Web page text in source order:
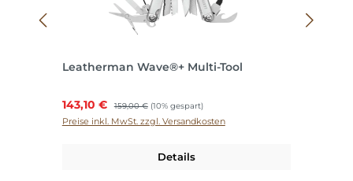
Leatherman Wave®+ Multi-Tool
Verkaufspreis:
143,10 € Regulärer Preis:
159,00 € (10% gespart)
Preise inkl. MwSt. zzgl. Versandkosten
Details